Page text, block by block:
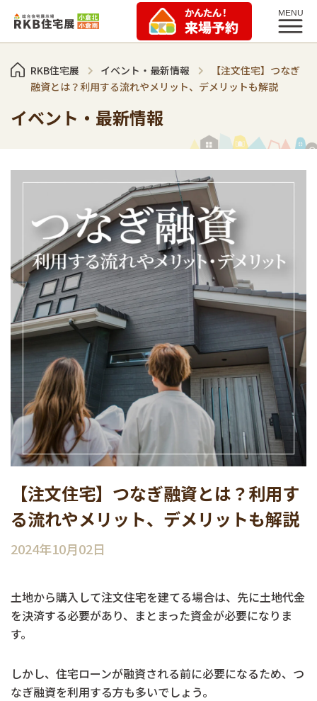
RKB住宅展 イベント・最新情報
【注文住宅】つなぎ
融資とは？利用する流れやメリット、デメリットも解説
イベント・最新情報
【注文住宅】つなぎ融資とは？利用す
る流れやメリット、デメリットも解説
2024年10月02日
土地から購入して注文住宅を建てる場合は、先に土地代金
を決済する必要があり、まとまった資金が必要になりま
す。
しかし、住宅ローンが融資される前に必要になるため、つ
なぎ融資を利用する方も多いでしょう。